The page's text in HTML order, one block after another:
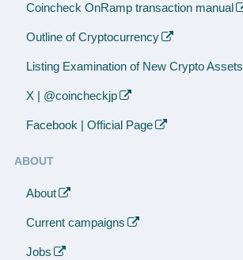
Coincheck OnRamp transaction manual
Outline of Cryptocurrency
Listing Examination of New Crypto Assets
X | @coincheckjp
Facebook | Official Page
ABOUT
About
Current campaigns
Jobs